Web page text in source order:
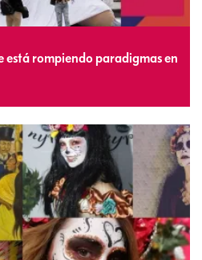
está rompiendo paradigmas en